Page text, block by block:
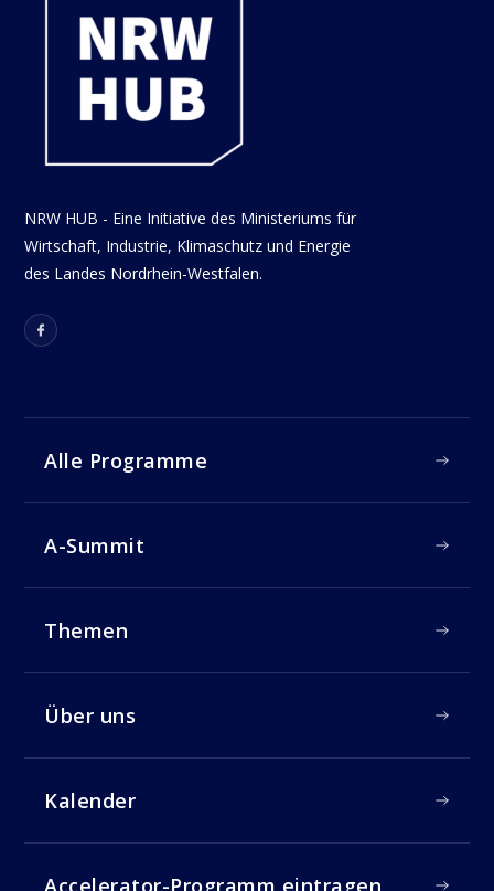
Alle Programme
A-Summit
Themen
Über uns
Kalender
Accelerator-Programm eintragen
NRW HUB - Eine Initiative des Ministeriums für
Wirtschaft, Industrie, Klimaschutz und Energie
des Landes Nordrhein-Westfalen.